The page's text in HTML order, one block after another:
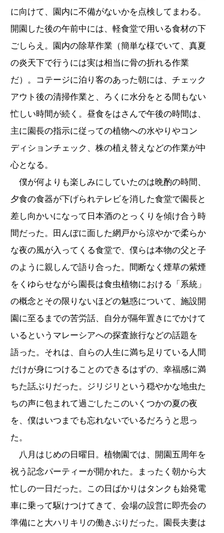
に向けて、園内に不備がないかを点検してまわる。
開園した後の午前中には、軽食堂で用いる食材の下
ごしらえ。園内の除草作業（簡単な様でいて、真夏
の炎天下で行うには実は相当に骨の折れる作業
だ）。コテージに泊り客のあった朝には、チェック
アウト後の清掃作業と、ろくに水分をとる間もない
忙しい時間が続く。昼食をはさんで午後の時間は、
主に園長の指示に従っての植物への水やりやコン
ディションチェック、株の植え替えなどの作業が中
心となる。
僕が何よりも楽しみにしていたのは晩酌の時間、
夕食の食器が下げられテレビを消した食堂で園長と
差し向かいになって日本酒のとっくりを傾け合う時
間だった。田んぼに面した網戸から涼やかで柔らか
な夜の風が入ってくる食堂で、僕らは本物の父と子
のように親しんで語り合った。間断なく煙草の紫煙
をくゆらせながら園長は食虫植物における「系統」
の概念とその限りないほどの魅惑について、施設開
園に至るまでの苦労話、自分が隔年置きにでかけて
いるというマレーシアへの探査旅行などの話題を
語った。それは、自らの人生に満ち足りている人間
だけが身につけることのできるはずの、幸福感に満
ちた話ぶりだった。ジリジリという穏やかな地虫た
ちの声に包まれて過ごしたこのいくつかの夏の夜
を、僕はいつまでも忘れないでいるだろうと思っ
た。
八月はじめの日曜日。植物園では、開園五周年を
祝う記念パーティーが開かれた。まったく朝から大
忙しの一日だった。この日ばかりはタンクも始発電
車に乗って駆けつけてきて、会場の設営に即売会の
準備にと大ハリキリの働きぶりだった。園長夫妻は